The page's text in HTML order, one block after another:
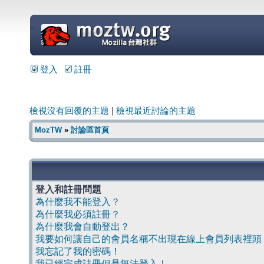
=
登入 註冊
檢視沒有回覆的主題 檢視最近討論的主題
MozTW» 討論區首頁
登入和註冊問題
為什麼我不能登入？
為什麼我必須註冊？
為什麼我會自動登出？
我要如何讓自己的會員名稱不出現在線上會員列表裡頭
我忘記了我的密碼！